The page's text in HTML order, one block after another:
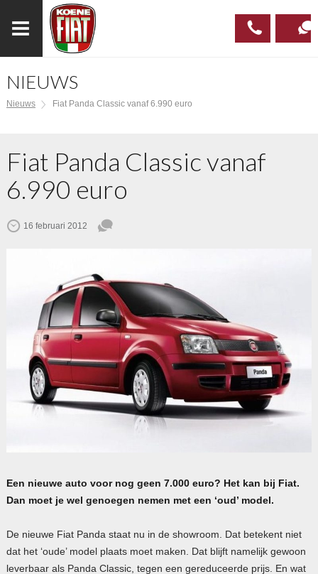
NIEUWS
Nieuws Fiat Panda Classic vanaf 6.990 euro
Fiat Panda Classic vanaf
6.990 euro
16 februari 2012
Een nieuwe auto voor nog geen 7.000 euro? Het kan bij Fiat.
Dan moet je wel genoegen nemen met een ‘oud’ model.
De nieuwe Fiat Panda staat nu in de showroom. Dat betekent niet
dat het ‘oude’ model plaats moet maken. Dat blijft namelijk gewoon
leverbaar als Panda Classic, tegen een gereduceerde prijs. En wat